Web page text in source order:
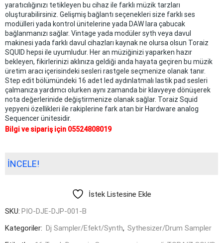
yaratıcılığınızı tetikleyen bu cihaz ile farklı müzik tarzları
oluşturabilirsiniz. Gelişmiş bağlantı seçenekleri size farklı ses
modülleri yada kontrol ünitelerine yada DAW lara çabucak
bağlanmanızı sağlar. Vintage yada modüler syth veya davul
makinesi yada farklı davul cihazları kaynak ne olursa olsun Toraiz
SQUID hepsi ile uyumludur. Her an müziğinizi yaparken hazır
bekleyen, fikirlerinizi aklınıza geldiği anda hayata geçiren bu müzik
üretim aracı içerisindeki sesleri rastgele seçmenize olanak tanır.
Step edit bölümündeki 16 adet led aydınlatmalı lastik pad sesleri
çalmanıza yardımcı olurken aynı zamanda bir klavyeye dönüşerek
nota değerlerinide değiştirmenize olanak sağlar. Toraiz Squid
yepyeni özellikleri ile rakiplerine fark atan bir Hardware analog
Sequencer ünitesidir.
Bilgi ve sipariş için 05524808019
İNCELE!
İstek Listesine Ekle
SKU: PIO-DJE-DJP-001-B
Kategoriler: Dj Sampler/Efekt/Synth, Sythesizer/Drum Sampler